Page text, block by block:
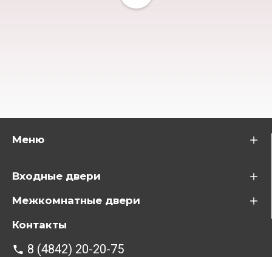
Меню
Входные двери
Межкомнатные двери
Контакты
8 (4842) 20-20-75